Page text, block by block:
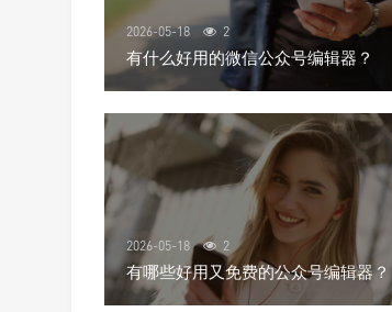
2026-05-18 2
有什么好用的微信公众号编辑器？
2026-05-18 2
有哪些好用又免费的公众号编辑器？